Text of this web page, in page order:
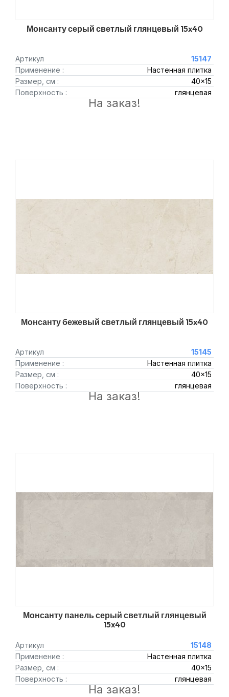
Монсанту серый светлый глянцевый 15x40
Артикул
15147
Применение :
Настенная плитка
Размер, см :
40x15
Поверхность :
глянцевая
На заказ!
Монсанту бежевый светлый глянцевый 15x40
Артикул
15145
Применение :
Настенная плитка
Размер, см :
40x15
Поверхность :
глянцевая
На заказ!
Монсанту панель серый светлый глянцевый
15x40
Артикул
15148
Применение :
Настенная плитка
Размер, см :
40x15
Поверхность :
глянцевая
На заказ!